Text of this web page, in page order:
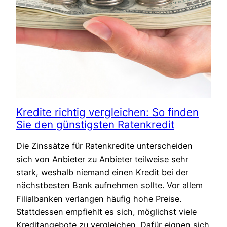
Kredite richtig vergleichen: So finden
Sie den günstigsten Ratenkredit
Die Zinssätze für Ratenkredite unterscheiden
sich von Anbieter zu Anbieter teilweise sehr
stark, weshalb niemand einen Kredit bei der
nächstbesten Bank aufnehmen sollte. Vor allem
Filialbanken verlangen häufig hohe Preise.
Stattdessen empfiehlt es sich, möglichst viele